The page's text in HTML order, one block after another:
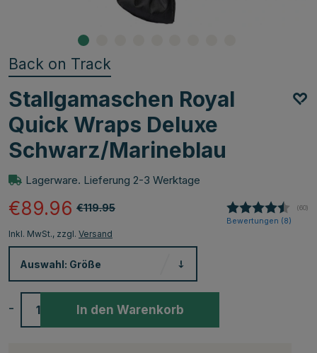
Back on Track
Stallgamaschen Royal
Quick Wraps Deluxe
Schwarz/Marineblau
Lagerware. Lieferung 2-3 Werktage
€119.95
€89.96 (60)
Bewertungen (8)
Inkl. MwSt., zzgl. Versand
Auswahl: Größe
- In den Warenkorb